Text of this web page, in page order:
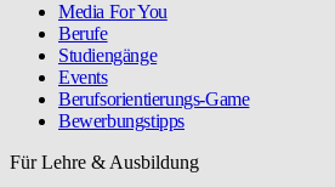
Media For You
Berufe
Studiengänge
Events
Berufsorientierungs-Game
Bewerbungstipps
Für Lehre & Ausbildung